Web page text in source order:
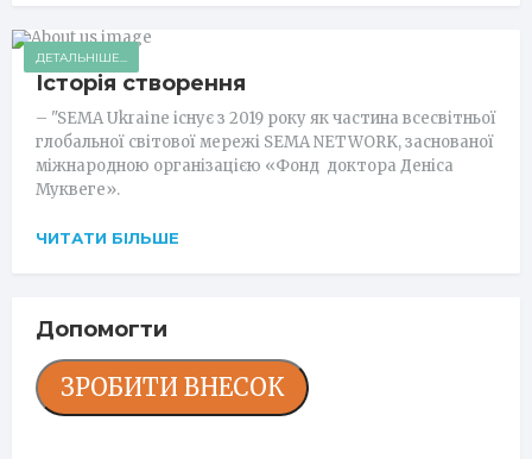
ДЕТАЛЬНІШЕ...
Історія створення
– "SEMA Ukraine існує з 2019 року як частина всесвітньої
глобальної світової мережі SEMA NETWORK, заснованої
міжнародною організацією «Фонд доктора Деніса
Муквеге».
ЧИТАТИ БІЛЬШЕ
Допомогти
ЗРОБИТИ ВНЕСОК